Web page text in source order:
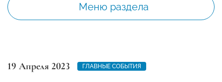
Меню раздела
19 Апреля 2023 ГЛАВНЫЕ СОБЫТИЯ